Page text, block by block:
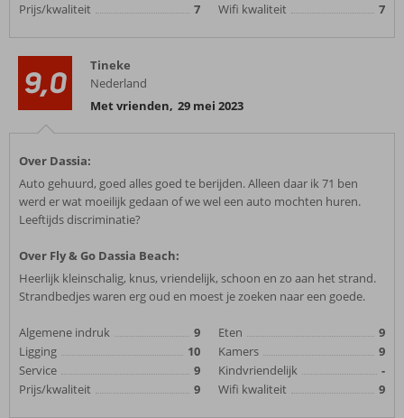
Prijs/kwaliteit
7
Wifi kwaliteit
7
9,0
Tineke
Nederland
Met vrienden, 29 mei 2023
Over Dassia:
Auto gehuurd, goed alles goed te berijden. Alleen daar ik 71 ben
werd er wat moeilijk gedaan of we wel een auto mochten huren.
Leeftijds discriminatie?
Over Fly & Go Dassia Beach:
Heerlijk kleinschalig, knus, vriendelijk, schoon en zo aan het strand.
Strandbedjes waren erg oud en moest je zoeken naar een goede.
Algemene indruk
9
Ligging
10
Service
9
Prijs/kwaliteit
9
Eten
9
Kamers
9
Kindvriendelijk
-
Wifi kwaliteit
9